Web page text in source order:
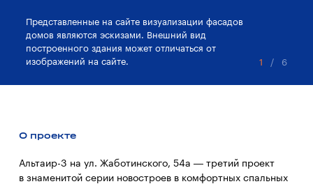
Представленные на сайте визуализации фасадов
домов являются эскизами. Внешний вид
построенного здания может отличаться от
изображений на сайте.
1 / 6
О проекте
Альтаир-3 на ул. Жаботинского, 54а — третий проект
в знаменитой серии новостроев в комфортных спальных